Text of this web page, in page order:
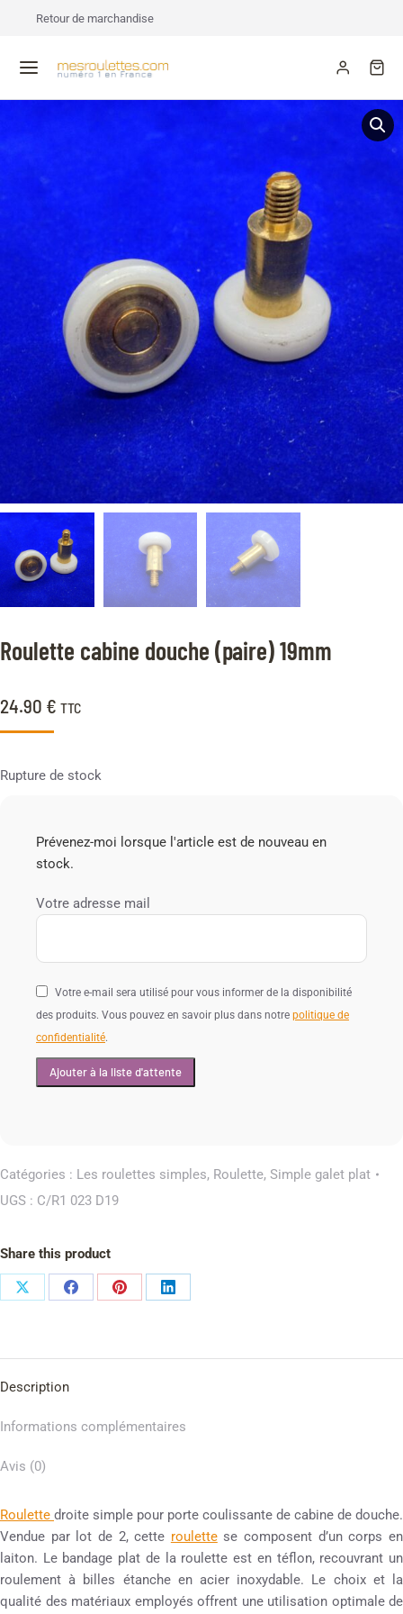
Retour de marchandise
Roulette cabine douche (paire) 19mm
24.90 € TTC
Rupture de stock
Prévenez-moi lorsque l'article est de nouveau en
stock.
Votre adresse mail
Votre e-mail sera utilisé pour vous informer de la disponibilité
des produits. Vous pouvez en savoir plus dans notre politique de
confidentialité.
Catégories : Les roulettes simples, Roulette, Simple galet plat
UGS : C/R1 023 D19
Share this product
Description
Informations complémentaires
Avis (0)
Roulette droite simple pour porte coulissante de cabine de douche.
Vendue par lot de 2, cette roulettese composent d’un corps en
laiton. Le bandage plat de la roulette est en téflon, recouvrant un
roulement à billes étanche en acier inoxydable. Le choix et la
qualité des matériaux employés offrent une utilisation optimale de